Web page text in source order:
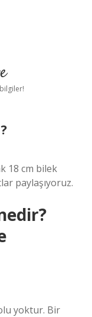
18 cm bilek
paylaşıyoruz.
yoktur. Bir